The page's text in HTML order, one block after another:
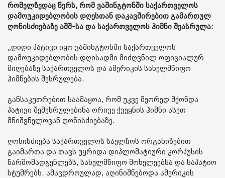
რომელზედაც წერს, რომ ვაშინგტონში საქართველოს
დამოუკიდებლობის დღესთან დაკავშირებით გამართულ
ღონისძიებაზე აშშ-სა და საქართველოს ჰიმნი შეასრულა:
„დიდი პატივი იყო ვაშინგტონში საქართველოს
დამოუკიდებლობის დღისადმი მიძღვნილ ოფიციალურ
მიღებაზე საქართველოს და ამერიკის სახელმწიფო
ჰიმნების შესრულება.
განსაკუთრებით საამაყოა, რომ უკვე მეორედ მქონდა
პატივი შემესრულებინა ორივე ქვეყნის ჰიმნი ასეთ
მნიშვნელოვან ღონისძიებაზე.
ღონისძიება საქართველოს საელჩოს ორგანიზებით
გაიმართა და თავს უყრიდა დიპლომატიური კორპუსის
წარმომადგენლებს, სახელმწიფო მოხელეებსა და საპატიო
სტუმრებს. ამავდროულად, აღინიშნებოდა ამერიკის